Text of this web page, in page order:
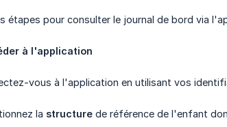
étapes pour consulter le journal de bord via
à l'application
vous à l'application en utilisant vos
la structure de référence de l'enfant